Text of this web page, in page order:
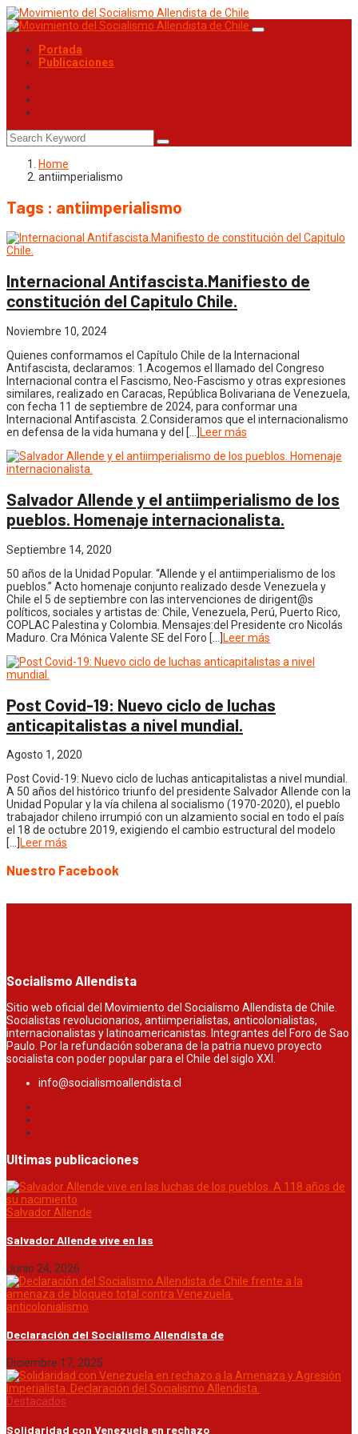
Portada
Publicaciones
Home
antiimperialismo
Tags : antiimperialismo
Internacional Antifascista.Manifiesto de
constitución del Capitulo Chile.
Noviembre 10, 2024
Quienes conformamos el Capítulo Chile de la Internacional
Antifascista, declaramos: 1.Acogemos el llamado del Congreso
Internacional contra el Fascismo, Neo-Fascismo y otras expresiones
similares, realizado en Caracas, República Bolivariana de Venezuela,
con fecha 11 de septiembre de 2024, para conformar una
Internacional Antifascista. 2.Consideramos que el internacionalismo
en defensa de la vida humana y del […]
Leer más
Salvador Allende y el antiimperialismo de los
pueblos. Homenaje internacionalista.
Septiembre 14, 2020
50 años de la Unidad Popular. “Allende y el antiimperialismo de los
pueblos.” Acto homenaje conjunto realizado desde Venezuela y
Chile el 5 de septiembre con las intervenciones de dirigent@s
políticos, sociales y artistas de: Chile, Venezuela, Perú, Puerto Rico,
COPLAC Palestina y Colombia. Mensajes:del Presidente cro Nicolás
Maduro. Cra Mónica Valente SE del Foro […]Leer más
Post Covid-19: Nuevo ciclo de luchas
anticapitalistas a nivel mundial.
Agosto 1, 2020
Post Covid-19: Nuevo ciclo de luchas anticapitalistas a nivel mundial.
A 50 años del histórico triunfo del presidente Salvador Allende con la
Unidad Popular y la vía chilena al socialismo (1970-2020), el pueblo
trabajador chileno irrumpió con un alzamiento social en todo el país
el 18 de octubre 2019, exigiendo el cambio estructural del modelo
[…] Leer más
Nuestro Facebook
Socialismo Allendista
Sitio web oficial del Movimiento del Socialismo Allendista de Chile.
Socialistas revolucionarios, antiimperialistas, anticolonialistas,
internacionalistas y latinoamericanistas. Integrantes del Foro de Sao
Paulo. Por la refundación soberana de la patria nuevo proyecto
socialista con poder popular para el Chile del siglo XXI.
info@socialismoallendista.cl
Ultimas publicaciones
Salvador Allende
Salvador Allende vive en las
Junio 24, 2026
anticolonialismo
Declaración del Socialismo Allendista de
Diciembre 17, 2025
Destacados
Solidaridad con Venezuela en rechazo